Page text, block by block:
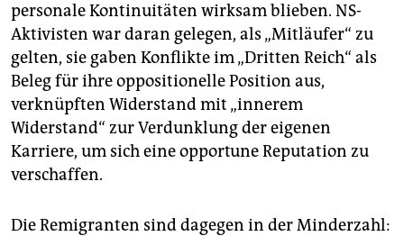
personale Kontinuitäten wirksam blieben. NS-
Aktivisten war daran gelegen, als „Mitläufer“ zu
gelten, sie gaben Konflikte im „Dritten Reich“ als
Beleg für ihre oppositionelle Position aus,
verknüpften Widerstand mit „innerem
Widerstand“ zur Verdunklung der eigenen
Karriere, um sich eine opportune Reputation zu
verschaffen.
Die Remigranten sind dagegen in der Minderzahl: